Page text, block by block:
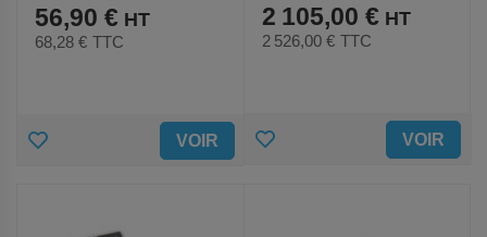
56,90 €
68,28 € TTC
AJOUTER VOIR
2 105,00 €
2 526,00 € TTC
AJOUTER VOIR